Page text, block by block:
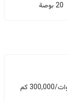
20 بوصة